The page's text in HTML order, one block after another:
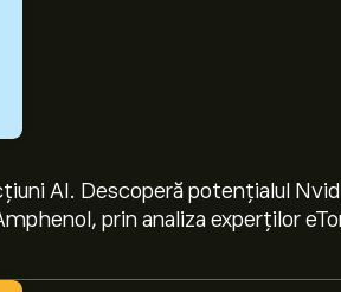
AI. Descoperă potențialul
prin analiza experților